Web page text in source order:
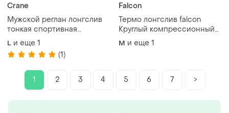
Crane
Мужской реглан лонгслив
тонкая спортивная
термокофта
L и еще 1
(1)
Falcon
Термо лонгслив falcon
Круглый компрессионный
salomon endura
M и еще 1
1 2 3 4 5 6 7 >